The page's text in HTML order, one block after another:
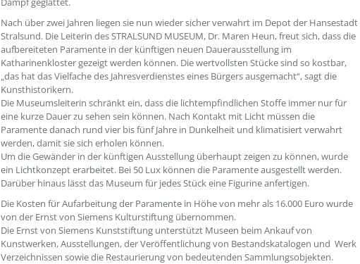
Nach über zwei Jahren liegen sie nun wieder sicher verwahrt im Depot der Hansestadt
Stralsund. Die Leiterin des STRALSUND MUSEUM, Dr. Maren Heun, freut sich, dass die
aufbereiteten Paramente in der künftigen neuen Dauerausstellung im
Katharinenkloster gezeigt werden können. Die wertvollsten Stücke sind so kostbar,
„das hat das Vielfache des Jahresverdienstes eines Bürgers ausgemacht“, sagt die
Kunsthistorikern.
Die Museumsleiterin schränkt ein, dass die lichtempfindlichen Stoffe immer nur für
eine kurze Dauer zu sehen sein können. Nach Kontakt mit Licht müssen die
Paramente danach rund vier bis fünf Jahre in Dunkelheit und klimatisiert verwahrt
werden, damit sie sich erholen können.
Um die Gewänder in der künftigen Ausstellung überhaupt zeigen zu können, wurde
ein Lichtkonzept erarbeitet. Bei 50 Lux können die Paramente ausgestellt werden.
Darüber hinaus lässt das Museum für jedes Stück eine Figurine anfertigen.
Die Kosten für Aufarbeitung der Paramente in Höhe von mehr als 16.000 Euro wurde
von der Ernst von Siemens Kulturstiftung übernommen.
Die Ernst von Siemens Kunststiftung unterstützt Museen beim Ankauf von
Kunstwerken, Ausstellungen, der Veröffentlichung von Bestandskatalogen und Werk
Verzeichnissen sowie die Restaurierung von bedeutenden Sammlungsobjekten.